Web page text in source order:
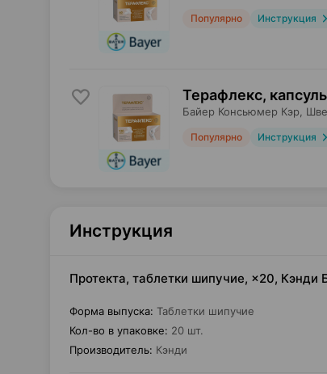
Популярно Инструкция
Терафлекс,
Байер Консьюмер Кэр ,
Популярно Инструкция
Инструкция
Протекта, таблетки шипучие, ×20, Кэнди
Форма выпуска: Таблетки шипучие
Кол-во в упаковке: 20 шт.
Производитель: Кэнди